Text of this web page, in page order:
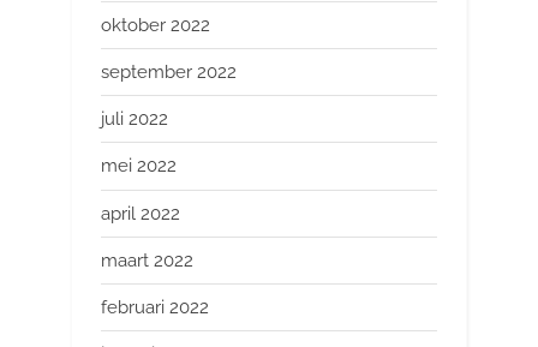
oktober 2022
september 2022
juli 2022
mei 2022
april 2022
maart 2022
februari 2022